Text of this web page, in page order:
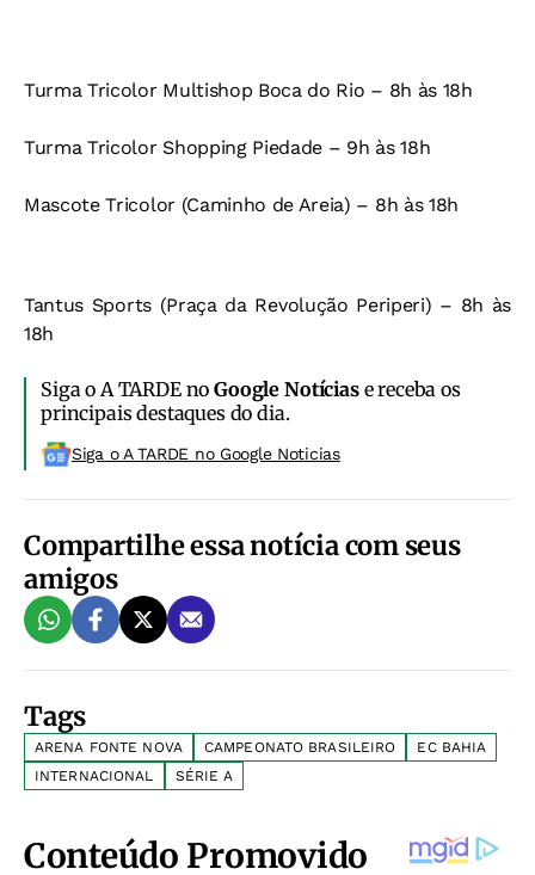
Turma Tricolor Multishop Boca do Rio – 8h às 18h
Turma Tricolor Shopping Piedade – 9h às 18h
Mascote Tricolor (Caminho de Areia) – 8h às 18h
Tantus Sports (Praça da Revolução Periperi) – 8h às
18h
Siga o A TARDE noGoogle Notíciase receba os
principais destaques do dia.
Siga o A TARDE no Google Noticias
Compartilhe essa notícia com seus
amigos
Tags
ARENA FONTE NOVA CAMPEONATO BRASILEIRO
EC BAHIA
INTERNACIONAL
SÉRIE A